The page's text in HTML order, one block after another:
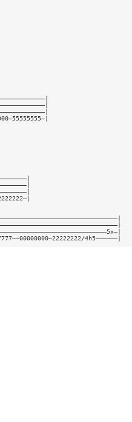
4h5——————|